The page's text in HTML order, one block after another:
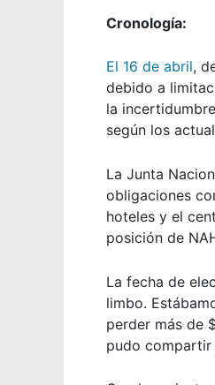
Cronología:
El 16 de abril,
debido a
la
según los
La Junta
obligaciones
hoteles y el
posición de
La fecha de
limbo.
perder más de
pudo compartir